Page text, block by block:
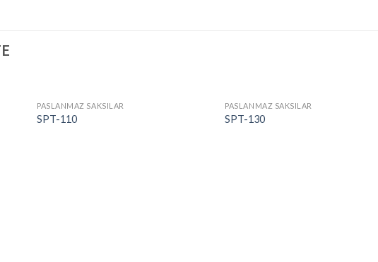
PASLANMAZ SAKSILAR
SPT-110
PASLANMAZ SAKSILAR
SPT-130